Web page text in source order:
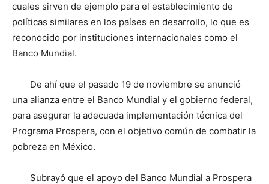
cuales sirven de ejemplo para el establecimiento de
políticas similares en los países en desarrollo, lo que es
reconocido por instituciones internacionales como el
Banco Mundial.
De ahí que el pasado 19 de noviembre se anunció
una alianza entre el Banco Mundial y el gobierno federal,
para asegurar la adecuada implementación técnica del
Programa Prospera, con el objetivo común de combatir la
pobreza en México.
Subrayó que el apoyo del Banco Mundial a Prospera